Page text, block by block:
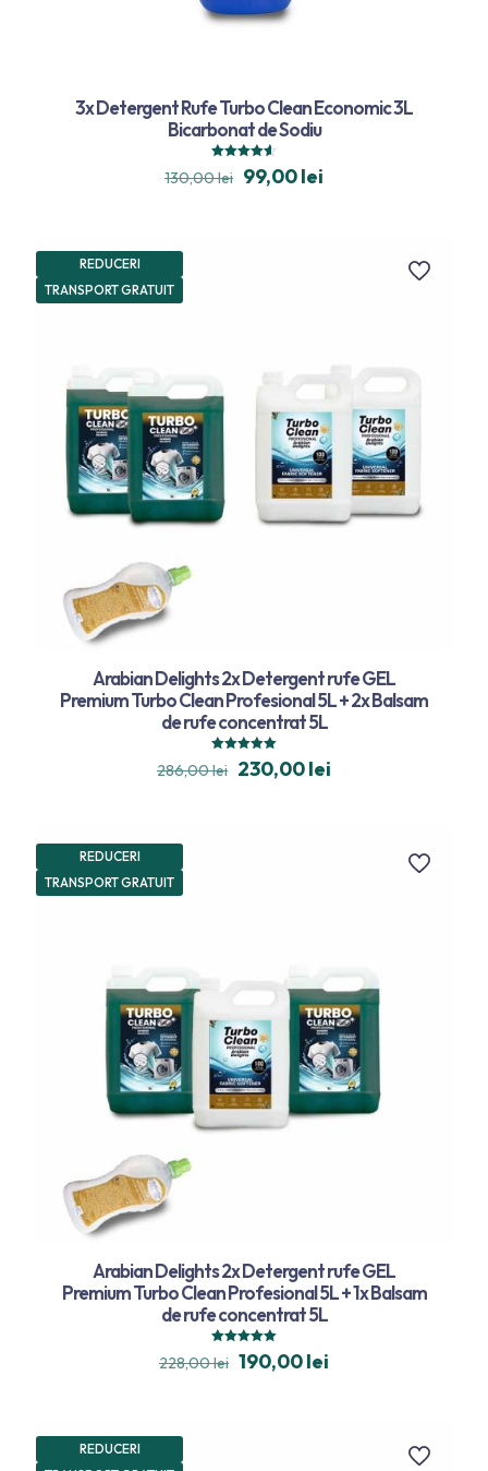
3x Detergent Rufe Turbo Clean Economic 3L
Bicarbonat de Sodiu
Evaluat la
4.58
130,00lei 99,00lei
REDUCERI
TRANSPORT GRATUIT
Arabian Delights 2x Detergent rufe GEL
Premium Turbo Clean Profesional 5L + 2x Balsam
de rufe concentrat 5L
Evaluat la
5.00
286,00lei 230,00lei
REDUCERI
TRANSPORT GRATUIT
Arabian Delights 2x Detergent rufe GEL
Premium Turbo Clean Profesional 5L + 1x Balsam
de rufe concentrat 5L
Evaluat la
5.00
228,00lei 190,00lei
REDUCERI